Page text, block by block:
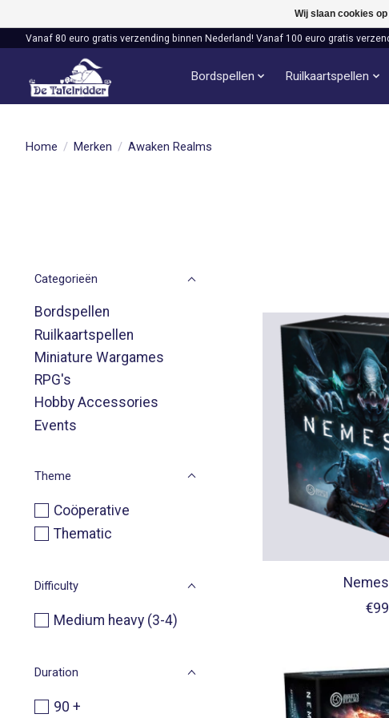
Vanaf 80 euro gratis verzending binnen Nederland! Vanaf 100 euro gratis
Bordspellen Ruilkaartspellen
Home / Merken / Awaken Realms
Categorieën
Bordspellen
Ruilkaartspellen
Miniature Wargames
RPG's
Hobby Accessories
Events
Theme
Coöperative
Thematic
Difficulty
Medium heavy (3-4)
Duration
90 +
Wij slaan cookies